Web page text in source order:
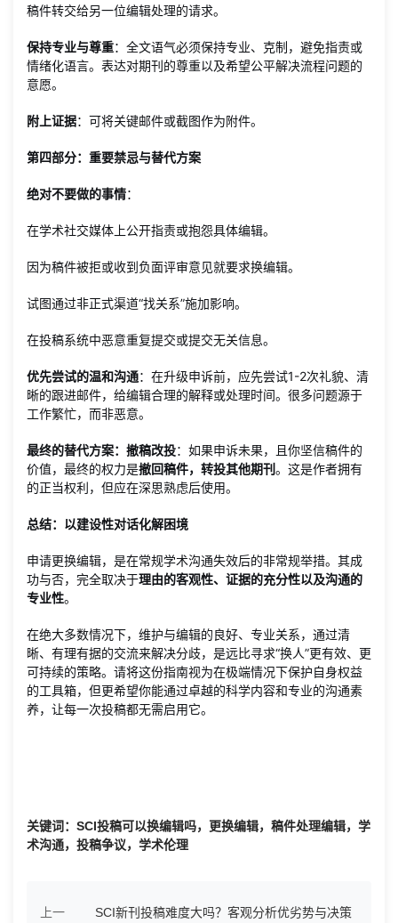
稿件转交给另一位编辑处理的请求。
保持专业与尊重：全文语气必须保持专业、克制，避免指责或
情绪化语言。表达对期刊的尊重以及希望公平解决流程问题的
意愿。
附上证据：可将关键邮件或截图作为附件。
第四部分：重要禁忌与替代方案
绝对不要做的事情：
在学术社交媒体上公开指责或抱怨具体编辑。
因为稿件被拒或收到负面评审意见就要求换编辑。
试图通过非正式渠道“找关系”施加影响。
在投稿系统中恶意重复提交或提交无关信息。
优先尝试的温和沟通：在升级申诉前，应先尝试1-2次礼貌、清
晰的跟进邮件，给编辑合理的解释或处理时间。很多问题源于
工作繁忙，而非恶意。
最终的替代方案：撤稿改投：如果申诉未果，且你坚信稿件的
价值，最终的权力是撤回稿件，转投其他期刊。这是作者拥有
的正当权利，但应在深思熟虑后使用。
总结：以建设性对话化解困境
申请更换编辑，是在常规学术沟通失效后的非常规举措。其成
功与否，完全取决于理由的客观性、证据的充分性以及沟通的
专业性。
在绝大多数情况下，维护与编辑的良好、专业关系，通过清
晰、有理有据的交流来解决分歧，是远比寻求“换人”更有效、更
可持续的策略。请将这份指南视为在极端情况下保护自身权益
的工具箱，但更希望你能通过卓越的科学内容和专业的沟通素
养，让每一次投稿都无需启用它。
关键词：SCI投稿可以换编辑吗，更换编辑，稿件处理编辑，学
术沟通，投稿争议，学术伦理
上一
SCI新刊投稿难度大吗？客观分析优劣势与决策